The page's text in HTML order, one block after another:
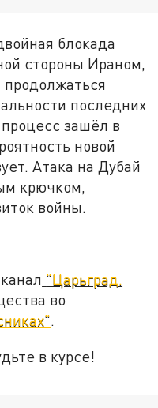
блокада
стороны Ираном,
последних
зашёл в
новой
Атака на Дубай
крючком,
войны.
"Царьград.
во
.
в курсе!